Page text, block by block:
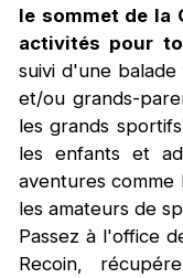
le sommet de la
activités pour
suivi d'une
et/ou grands-
les grands
les enfants et
aventures
les amateurs de
Passez à l'office
Recoin,